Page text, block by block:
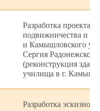
Разработка проекта
подвижничества и
и Камышловского
Сергия
(реконструкция
училища в г.
Разработка